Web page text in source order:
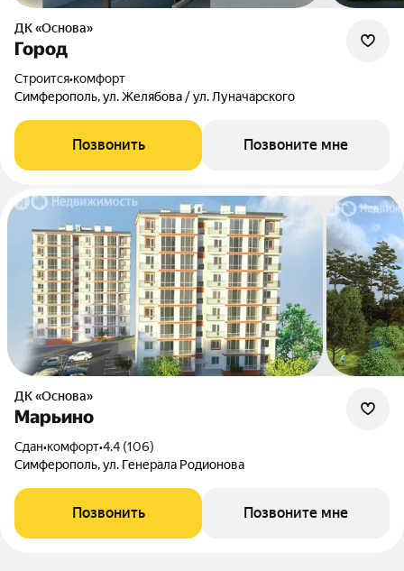
ДК «Основа»
Город
Строится•комфорт
Симферополь, ул. Желябова / ул. Луначарского
Позвонить Позвоните мне
ДК «Основа»
Марьино
Сдан•комфорт•4.4 (106)
Симферополь, ул. Генерала Родионова
Позвонить Позвоните мне